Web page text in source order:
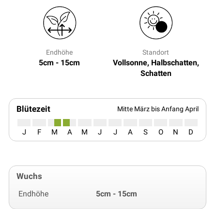
Endhöhe
5cm - 15cm
Standort
Vollsonne, Halbschatten,
Schatten
Blütezeit Mitte März bis Anfang April
J F M A M J J A S O N D
Wuchs
Endhöhe 5cm - 15cm